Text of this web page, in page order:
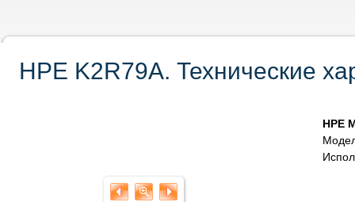
HPE K2R79A. Технические
HPE